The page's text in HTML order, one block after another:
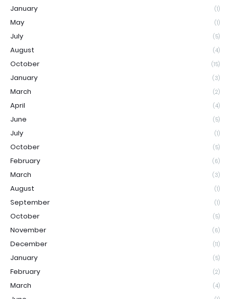
January (1)
May (1)
July (5)
August (4)
October (15)
January (3)
March (2)
April (4)
June (5)
July (1)
October (5)
February (6)
March (3)
August (1)
September (1)
October (5)
November (6)
December (11)
January (5)
February (2)
March (4)